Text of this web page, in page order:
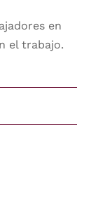
en
el trabajo.